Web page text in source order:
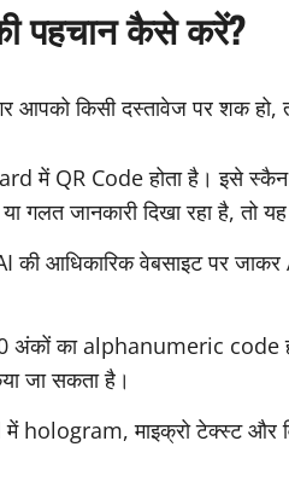
पहचान कैसे करें?
आपको किसी दस्तावेज पर शक
में QR Code होता है। इसे स्कैन
गलत जानकारी दिखा रहा है, तो
की आधिकारिक वेबसाइट पर
अंकों का alphanumeric code
जा सकता है।
माइक्रो टेक्स्ट और